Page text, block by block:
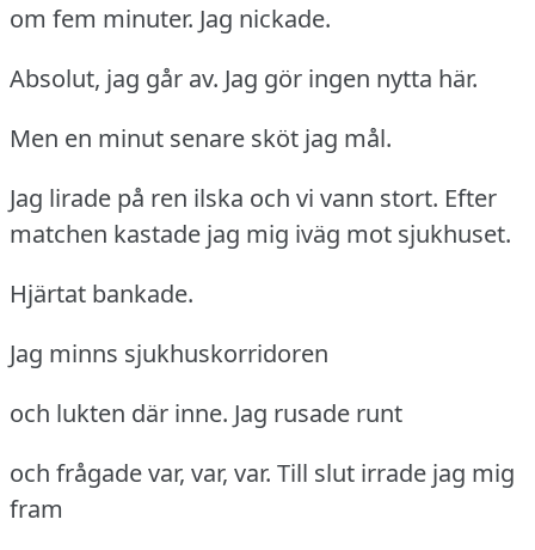
om fem minuter. Jag nickade.
Absolut, jag går av. Jag gör ingen nytta här.
Men en minut senare sköt jag mål.
Jag lirade på ren ilska och vi vann stort. Efter
matchen kastade jag mig iväg mot sjukhuset.
Hjärtat bankade.
Jag minns sjukhuskorridoren
och lukten där inne. Jag rusade runt
och frågade var, var, var. Till slut irrade jag mig
fram